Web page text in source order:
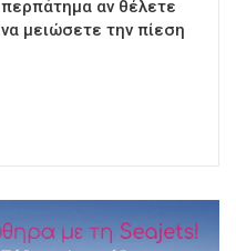
περπάτημα αν θέλετε
να μειώσετε την πίεση